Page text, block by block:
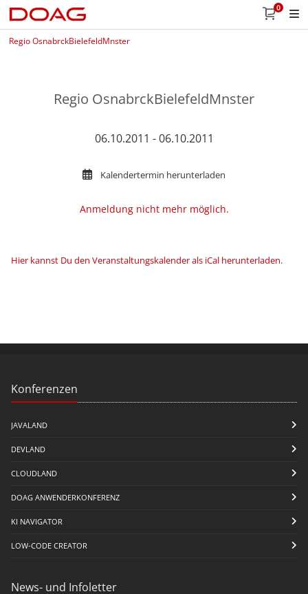
0
Regio OsnabrckBielefeldMnster
Regio OsnabrckBielefeldMnster
06.10.2011 - 06.10.2011
Kalendertermin herunterladen
Anmeldung nicht mehr möglich.
Hier kannst Du den Veranstaltungskalender als iCal herunterladen.
Konferenzen
JAVALAND
DEVLAND
CLOUDLAND
DOAG ANWENDERKONFERENZ
KI NAVIGATOR
LOW-CODE CREATOR
News- und Infoletter